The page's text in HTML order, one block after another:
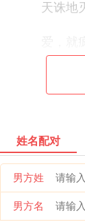
天诛地
嗳┟の
她的夢
暧昧い
抽不完
姓名配对
男方姓
男方名